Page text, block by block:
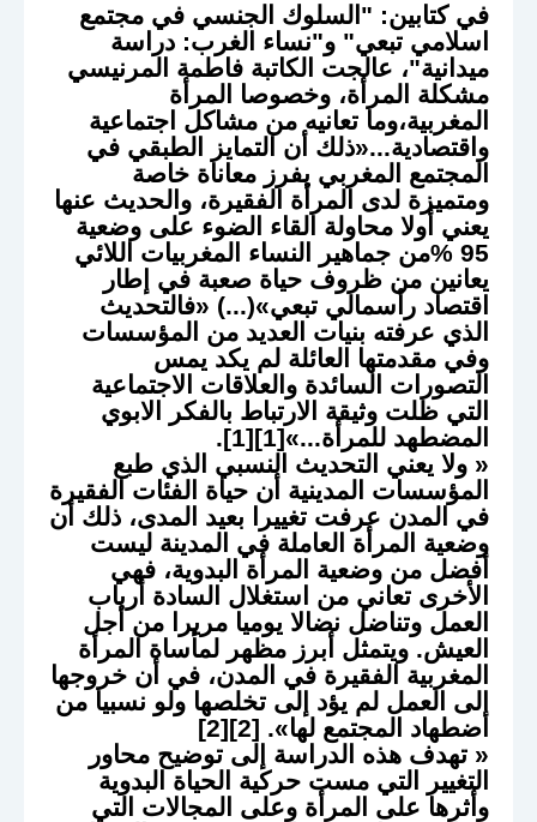
في كتابين: " السلوك الجنسي في مجتمع
اسلامي تبعي" و"نساء الغرب: دراسة
ميدانية"، عالجت الكاتبة فاطمة المرنيسي
مشكلة المرأة، وخصوصا المرأة
المغربية،وما تعانيه من مشاكل اجتماعية
واقتصادية...«ذلك أن التمايز الطبقي في
المجتمع المغربي يفرز معاناة خاصة
ومتميزة لدى المرأة الفقيرة، والحديث عنها
يعني أولا محاولة القاء الضوء على وضعية
95 %من جماهير النساء المغربيات اللائي
يعانين من ظروف حياة صعبة في إطار
اقتصاد رأسمالي تبعي»(...) «فالتحديث
الذي عرفته بنيات العديد من المؤسسات
وفي مقدمتها العائلة لم يكد يمس
التصورات السائدة والعلاقات الاجتماعية
التي ظلت وثيقة الارتباط بالفكر الابوي
المضطهد للمرأة...»[1][1].
« ولا يعني التحديث النسبي الذي طبع
المؤسسات المدينية أن حياة الفئات الفقيرة
في المدن عرفت تغييرا بعيد المدى، ذلك أن
وضعية المرأة العاملة في المدينة ليست
أفضل من وضعية المرأة البدوية، فهي
الأخرى تعاني من استغلال السادة أرباب
العمل وتناضل نضالا يوميا مريرا من أجل
العيش. ويتمثل أبرز مظهر لمأساة المرأة
المغربية الفقيرة في المدن، في أن خروجها
إلى العمل لم يؤد إلى تخلصها ولو نسبيا من
اضطهاد المجتمع لها». [2][2]
« تهدف هذه الدراسة إلى توضيح محاور
التغيير التي مست حركية الحياة البدوية
وأثرها على المرأة وعلى المجالات التي